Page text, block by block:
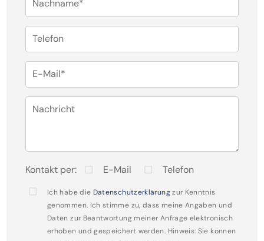
Für eine persönliche Besichtigung und weitere
Informationen steht Ihnen Herr Jochen Wesseling
gerne zur Verfügung. Wir freuen uns auf Ihre
Kontaktaufnahme.
Nachname*
Telefon
E-Mail*
Nachricht
Kontakt per: E-Mail Telefon
Ich habe die Datenschutzerklärungzur Kenntnis
genommen. Ich stimme zu, dass meine Angaben und
Daten zur Beantwortung meiner Anfrage elektronisch
erhoben und gespeichert werden. Hinweis: Sie können